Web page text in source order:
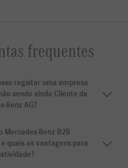
frequentes
registar uma empresa
sendo ainda Cliente da
Benz AG?
Mercedes-Benz B2B
e quais as vantagens para